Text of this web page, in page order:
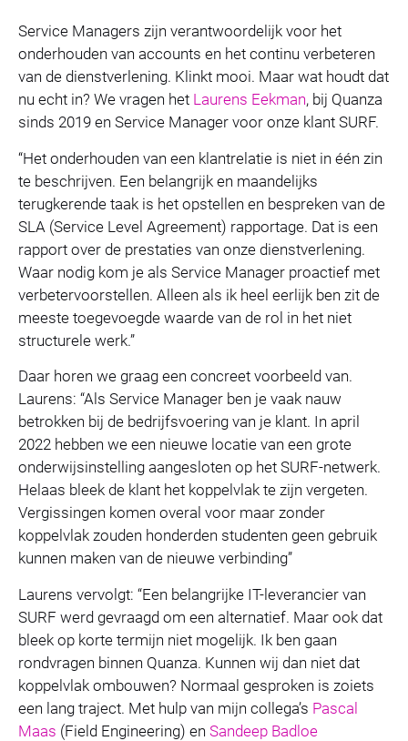
Service Managers zijn verantwoordelijk voor het
onderhouden van accounts en het continu verbeteren
van de dienstverlening. Klinkt mooi. Maar wat houdt dat
nu echt in? We vragen het Laurens Eekman, bij Quanza
sinds 2019 en Service Manager voor onze klant SURF.
“Het onderhouden van een klantrelatie is niet in één zin
te beschrijven. Een belangrijk en maandelijks
terugkerende taak is het opstellen en bespreken van de
SLA (Service Level Agreement) rapportage. Dat is een
rapport over de prestaties van onze dienstverlening.
Waar nodig kom je als Service Manager proactief met
verbetervoorstellen. Alleen als ik heel eerlijk ben zit de
meeste toegevoegde waarde van de rol in het niet
structurele werk.”
Daar horen we graag een concreet voorbeeld van.
Laurens: “Als Service Manager ben je vaak nauw
betrokken bij de bedrijfsvoering van je klant. In april
2022 hebben we een nieuwe locatie van een grote
onderwijsinstelling aangesloten op het SURF-netwerk.
Helaas bleek de klant het koppelvlak te zijn vergeten.
Vergissingen komen overal voor maar zonder
koppelvlak zouden honderden studenten geen gebruik
kunnen maken van de nieuwe verbinding”
Laurens vervolgt: “Een belangrijke IT-leverancier van
SURF werd gevraagd om een alternatief. Maar ook dat
bleek op korte termijn niet mogelijk. Ik ben gaan
rondvragen binnen Quanza. Kunnen wij dan niet dat
koppelvlak ombouwen? Normaal gesproken is zoiets
een lang traject. Met hulp van mijn collega’s Pascal
Maas (Field Engineering) en Sandeep Badloe